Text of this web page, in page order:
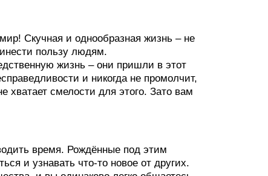
Скучная и однообразная жизнь – не
пользу людям.
жизнь – они пришли в этот
и никогда не промолчит,
смелости для этого. Зато вам
время. Рождённые под этим
и узнавать что-то новое от других.